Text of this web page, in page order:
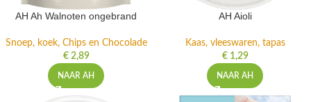
AH Ah Walnoten ongebrand
Snoep, koek, Chips en Chocolade
€2,89
NAAR AH
AH Aioli
Kaas, vleeswaren, tapas
€1,29
NAAR AH